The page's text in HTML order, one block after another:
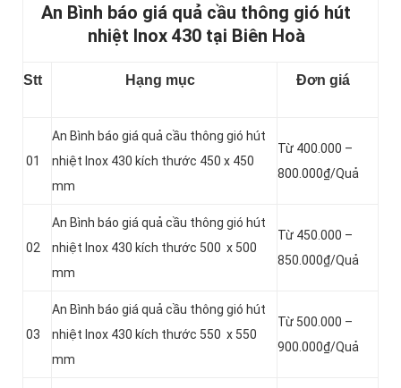
An Bình báo giá quả cầu thông gió hút
nhiệt Inox 430 tại Biên Hoà
Stt Hạng mục Đơn giá
01
An Bình báo giá quả cầu thông gió hút
nhiệt Inox 430 kích thước 450 x 450
mm
Từ 400.000 –
800.000₫/Quả
02
An Bình báo giá quả cầu thông gió hút
nhiệt Inox 430 kích thước 500 x 500
mm
Từ 450.000 –
850.000₫/Quả
03
An Bình báo giá quả cầu thông gió hút
nhiệt Inox 430 kích thước 550 x 550
mm
Từ 500.000 –
900.000₫/Quả